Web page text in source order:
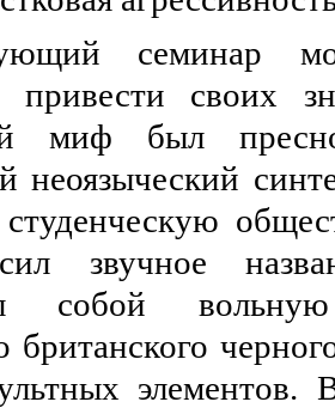
семинар
привести своих
миф был
неоязыческий
студенческую
звучное
собой
британского
элементов.